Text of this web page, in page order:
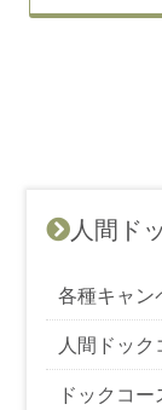
人間ド
各種キャン
人間ドック
ドックコー